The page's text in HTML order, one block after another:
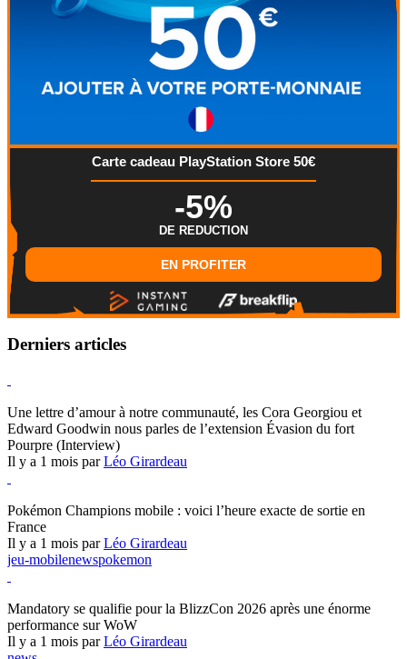
Carte cadeau PlayStation Store 50€
-5%
DE REDUCTION
EN PROFITER
Derniers articles
Une lettre d’amour à notre communauté, les Cora Georgiou et
Edward Goodwin nous parles de l’extension Évasion du fort
Pourpre (Interview)
Il y a 1 mois parLéo Girardeau
Pokémon Champions mobile : voici l’heure exacte de sortie en
France
Il y a 1 mois parLéo Girardeau
jeu-mobilenewspokemon
Mandatory se qualifie pour la BlizzCon 2026 après une énorme
performance sur WoW
Il y a 1 mois parLéo Girardeau